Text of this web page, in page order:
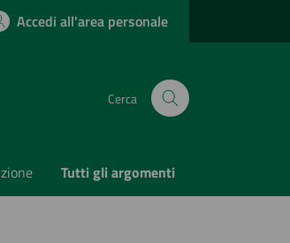
Accedi all'area personale
Cerca
Tutti gli argomenti